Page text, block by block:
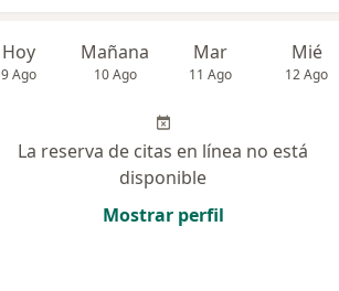
Hoy
9 Ago
Mañana
10 Ago
Mar
11 Ago
Mié
12 Ago
La reserva de citas en línea no está
disponible
Mostrar perfil